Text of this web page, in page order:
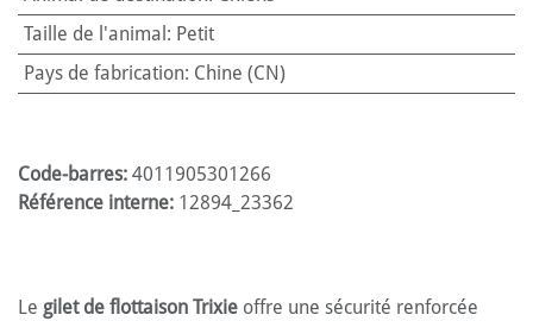
Taille de l'animal : Petit
Pays de fabrication: Chine (CN)
Code-barres: 4011905301266
Référence interne: 12894_23362
Le gilet de flottaison Trixie offre une sécurité renforcée